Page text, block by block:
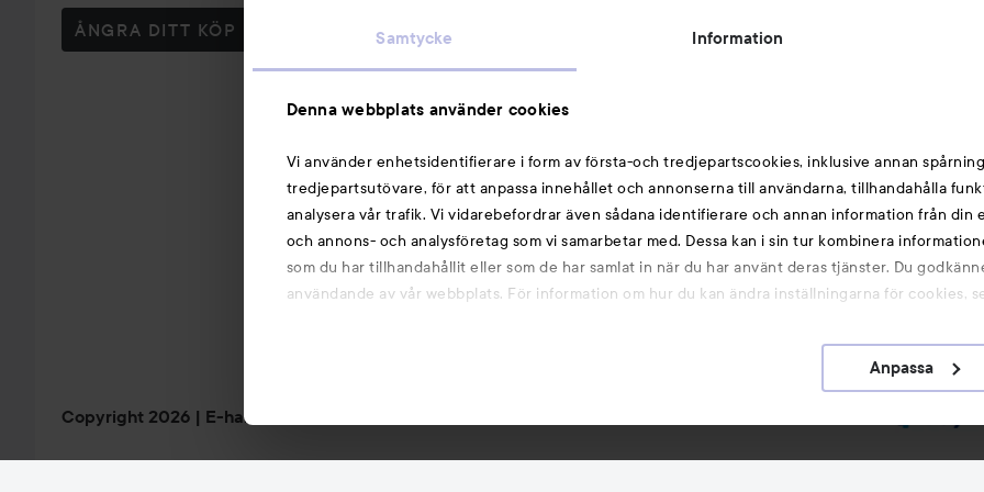
Samtycke Information
Denna webbplats använder cookies
Vi använder enhetsidentifierare i form av första-och tredjepartscookies, inklusive annan
tredjepartsutövare, för att anpassa innehållet och annonserna till användarna, tillhandahålla
analysera vår trafik. Vi vidarebefordrar även sådana identifierare och annan information från din
och annons- och analysföretag som vi samarbetar med. Dessa kan i sin tur kombinera
som du har tillhandahållit eller som de har samlat in när du har använt deras tjänster. Du
användande av vår webbplats. För information om hur du kan ändra inställningarna för cookies,
Anpassa
ÅNGRA DITT KÖP
Michael Edwards Fragrances of the World
Cookie Consent
Partners
Du kanske också gillar
Smink
Hårnålar
Copyright 2026 E-handel av Avensia